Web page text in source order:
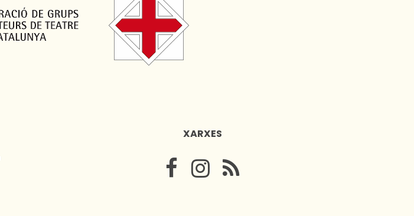
XARXES